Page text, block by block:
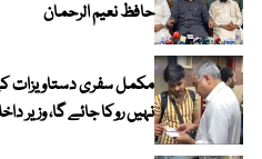
حافظ نعیم الرحمان
مکمل سفری دستاویزات
نہیں روکا جائے گا، وزیر